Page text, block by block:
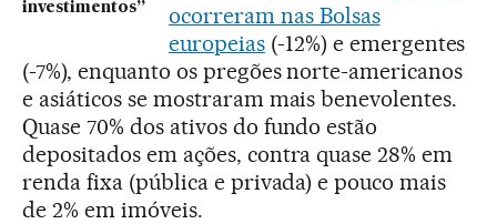
investimentos”
ocorreram nas Bolsas
europeias(-12%) e emergentes
(-7%), enquanto os pregões norte-americanos
e asiáticos se mostraram mais benevolentes.
Quase 70% dos ativos do fundo estão
depositados em ações, contra quase 28% em
renda fixa (pública e privada) e pouco mais
de 2% em imóveis.